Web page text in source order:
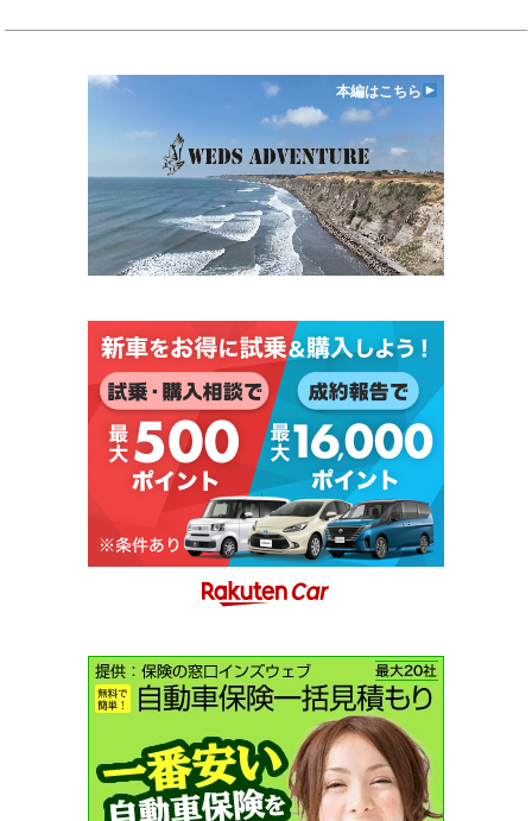
本編はこちら